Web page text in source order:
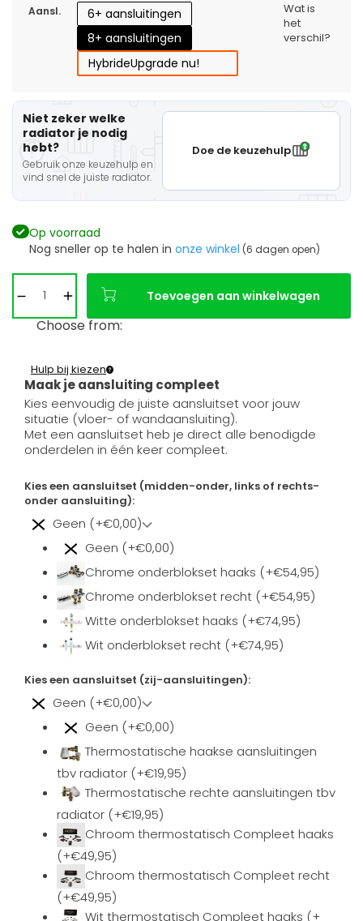
Aansl.
6+ aansluitingen
8+ aansluitingen
HybrideUpgrade nu!
Wat is
het
verschil?
Niet zeker welke
radiator je nodig
hebt?
Gebruik onze keuzehulp en
vind snel de juiste radiator.
Doe de keuzehulp
Op voorraad
Nog sneller op te halen in onze winkel (6 dagen open)
Toevoegen aan winkelwagen
Choose from:
Maak je aansluiting compleet
Hulp bij kiezen
Kies eenvoudig de juiste aansluitset voor jouw
situatie (vloer- of wandaansluiting).
Met een aansluitset heb je direct alle benodigde
onderdelen in één keer compleet.
Kies een aansluitset (midden-onder, links of rechts-
onder aansluiting):
Geen (+€0,00)
Geen (+€0,00)
Chrome onderblokset haaks (+€54,95)
Chrome onderblokset recht (+€54,95)
Witte onderblokset haaks (+€74,95)
Wit onderblokset recht (+€74,95)
Kies een aansluitset (zij-aansluitingen):
Geen (+€0,00)
Geen (+€0,00)
Thermostatische haakse aansluitingen
tbv radiator (+€19,95)
Thermostatische rechte aansluitingen tbv
radiator (+€19,95)
Chroom thermostatisch Compleet haaks
(+€49,95)
Chroom thermostatisch Compleet recht
(+€49,95)
Wit thermostatisch Compleet haaks (+